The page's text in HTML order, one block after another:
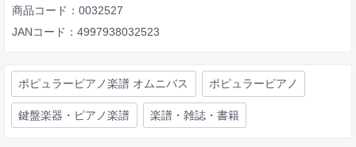
商品コード：0032527
JANコード：4997938032523
ポピュラーピアノ楽譜 オムニバス ポピュラーピアノ
鍵盤楽器・ピアノ楽譜 楽譜・雑誌・書籍